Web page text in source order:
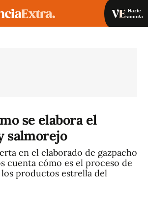
Hazte
socio/a
se elabora el
salmorejo
en el elaborado de gazpacho
cuenta cómo es el proceso de
productos estrella del